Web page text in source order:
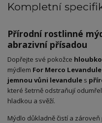
Kompletní
Přírodní rostlinné
abrazivní přísadou
Dopřejte své pokožce
mýdlem For Merco
jemnou vůni levandule s
které šetrně odstraňují
hladkou a svěží.
Mýdlo důkladně čistí a